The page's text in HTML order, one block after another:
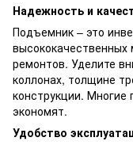
Надежность и
Подъемник – это
ремонтов. Уделите
коллонах, толщине
конструкции. Многие
экономят.
Удобство